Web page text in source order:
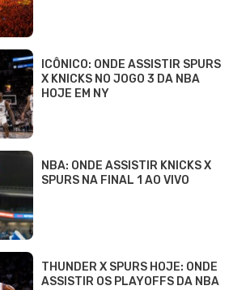
ICÔNICO: ONDE ASSISTIR SPURS
X KNICKS NO JOGO 3 DA NBA
HOJE EM NY
NBA: ONDE ASSISTIR KNICKS X
SPURS NA FINAL 1 AO VIVO
THUNDER X SPURS HOJE: ONDE
ASSISTIR OS PLAYOFFS DA NBA